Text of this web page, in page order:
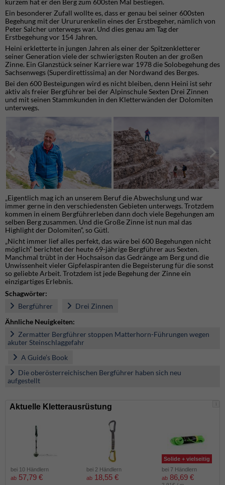
Ein besonderer Zufall wollte es, dass er genau bei seiner 600sten
Begehung mit der Urururenkelin eines der Erstbegeher, nämlich von
Peter Salcher unterwegs war. Und dies genau am Tag der
Erstbegehung vor 154 Jahren.
Heini erkletterte in jungen Jahren als einer der Spitzenkletterer
seiner Generation viele der schwierigsten Routen an der großen
Zinne. Ein Glanzstück seiner Karriere war 1978 die Solobegehung des
Sachsenwegs (Superdirettissima) an der Nordwand des Berges.
Bei den 600 Besteigungen wird es nicht bleiben, denn Heini ist sehr
aktiv als freier Bergführer bei der Alpinschule Sexten Drei Zinnen
und mit seinen Stammkunden in den Kletterwänden der Dolomiten
unterwegs.
„Eigentlich mag ich an unserem Beruf die Abwechslung und war
immer gerne in den verschiedensten Gebieten unterwegs. Trotzdem
kommen in einem Bergführerleben dann doch viele Begehungen am
selben Berg zusammen. Und die Große Zinne ist nun mal das
Highlight der Dolomiten“, so Gütl.
„Nicht immer lief alles perfekt, das wäre bei 600 Begehungen nicht
möglich“ berichtet der heute 69-jährige Bergführer aus Sexten.
Manchmal trübt in der Hochsaison das Gedränge am Berg und die
Unwissenheit vieler Gipfelaspiranten die Begeisterung für die sonst
so geliebte Arbeit. Trotzdem ist jede Begehung der Zinne ein
einzigartiges Erlebnis.
Schagwörter:
Bergführer
Drei Zinnen
Ähnliche Neuigkeiten:
Zermatter Bergführer stoppen Matterhorn-Führungen wegen
akuter Steinschlaggefahr
A Guide’s Book
Die oberösterreichischen Bergführer haben sich neu
aufgestellt
i
Aktuelle Kletterausrüstung
bei 10 Händlern
ab 57,79 €
bei 2 Händlern
ab 18,55 €
Solide + vielseitig
bei 7 Händlern
ab 86,69 €